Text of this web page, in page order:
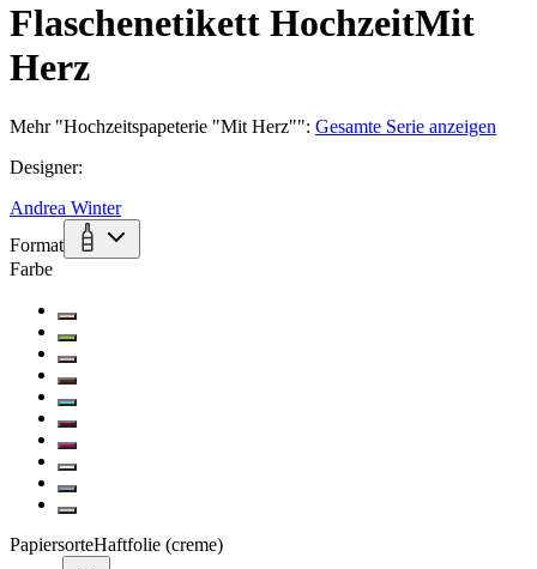
Flaschenetikett HochzeitMit
Herz
Mehr"Hochzeitspapeterie "Mit Herz"": Gesamte Serie anzeigen
Designer:
Andrea Winter
Format
Farbe
PapiersorteHaftfolie (creme)